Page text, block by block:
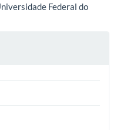
Federal do